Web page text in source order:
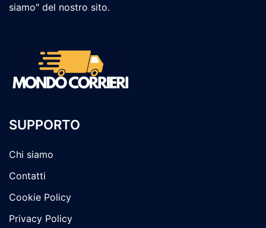
siamo" del nostro sito.
SUPPORTO
Chi siamo
Contatti
Cookie Policy
Privacy Policy